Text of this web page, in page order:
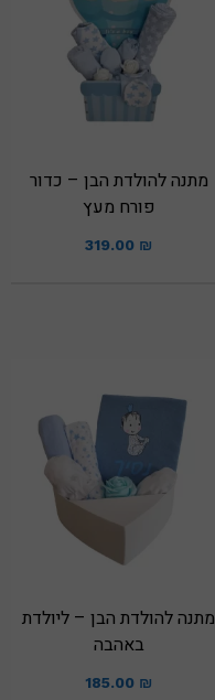
מתנה להולדת הבן – כדור
פורח מעץ
319.00 ₪
מתנה להולדת הבן – ליולדת
באהבה
185.00 ₪